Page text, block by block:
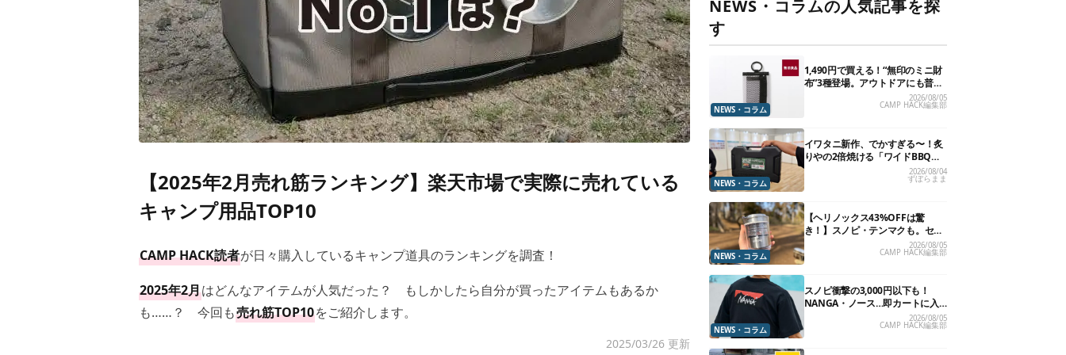
【2025年2月売れ筋ランキング】楽天市場で実際に売れている
キャンプ用品TOP10
CAMP HACK読者が日々購入しているキャンプ道具のランキングを調査！
2025年2月はどんなアイテムが人気だった？ もしかしたら自分が買ったアイテムもあるか
も……？ 今回も売れ筋TOP10をご紹介します。
2025/03/26 更新
NEWS・コラムの人気記事を探
す
NEWS・コラム
1,490円で買える！“無印のミニ財
布”3種登場。アウトドアにも普段
2026/08/05
CAMP HACK編集部
NEWS・コラム
イワタニ新作、でかすぎる〜！炙
りやの2倍焼ける「ワイドBBQグ
リル」で“豪快焼肉”できるよ【再
販開始】
2026/08/04
ずぼらまま
NEWS・コラム
【ヘリノックス43%OFFは驚
き！】スノピ・テンマクも。セー
ル中の「見逃せないキャンプ道
具」12選
2026/08/05
CAMP HACK編集部
NEWS・コラム
スノピ衝撃の3,000円以下も！
NANGA・ノース…即カートに入
れたいアウトドアな「値下げ夏
2026/08/05
CAMP HACK編集部